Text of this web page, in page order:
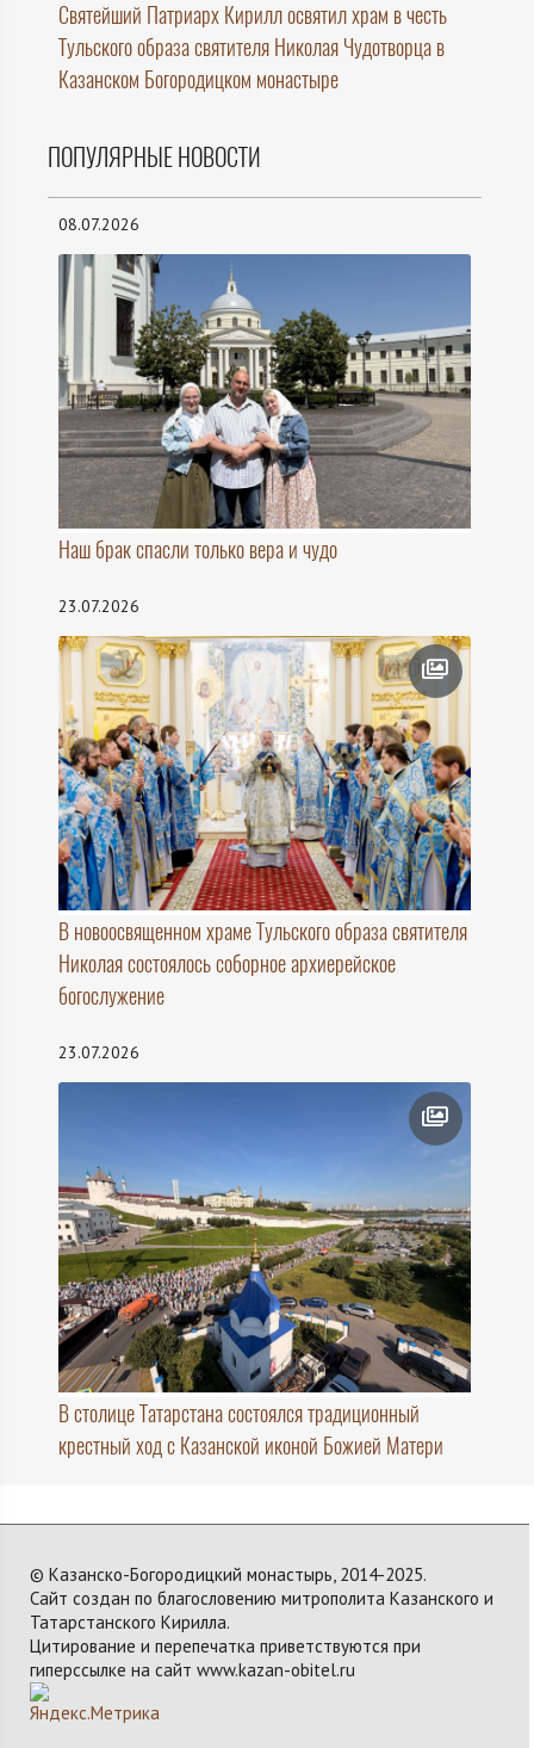
Святейший Патриарх Кирилл освятил храм в честь
Тульского образа святителя Николая Чудотворца в
Казанском Богородицком монастыре
ПОПУЛЯРНЫЕ НОВОСТИ
08.07.2026
Наш брак спасли только вера и чудо
23.07.2026
В новоосвященном храме Тульского образа святителя
Николая состоялось соборное архиерейское
богослужение
23.07.2026
В столице Татарстана состоялся традиционный
крестный ход с Казанской иконой Божией Матери
© Казанско-Богородицкий монастырь, 2014-2025.
Сайт создан по благословению митрополита Казанского и
Татарстанского Кирилла.
Цитирование и перепечатка приветствуются при
гиперссылке на сайт www.kazan-obitel.ru